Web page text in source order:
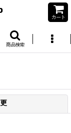
カート
商品検索